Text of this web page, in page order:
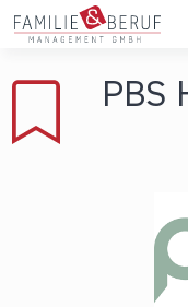
Direkt zum Inhalt
Gemeinden
Persönliche
PBS